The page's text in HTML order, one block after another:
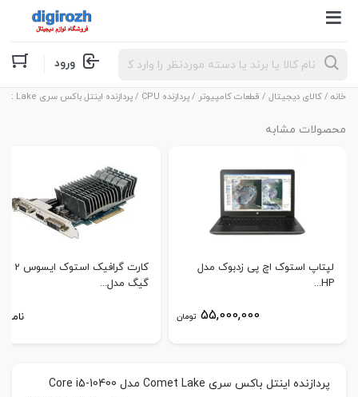
Products
search ورود
خانه /کالای دیجیتال / قطعات کامپیوتر /پردازنده CPU / پردازنده اینتل باکس سری Comet Lake مدل Core i5-10400
محصولات مشابه
لپتاپ استوک اچ پی زدبوک مدل
HP...
55,000,000 تومان
کارت گرافیک استوک ایسوس 2
گیگ مدل...
پردازنده اینتل باکس سری Comet Lake مدل Core i5-10400